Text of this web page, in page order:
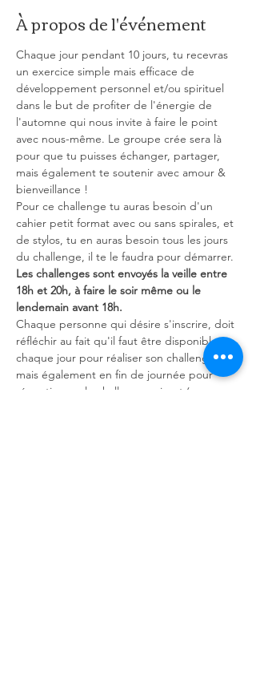
À propos de l'événement
Chaque jour pendant 10 jours, tu recevras
un exercice simple mais efficace de
développement personnel et/ou spirituel
dans le but de profiter de l'énergie de
l'automne qui nous invite à faire le point
avec nous-même. Le groupe crée sera là
pour que tu puisses échanger, partager,
mais également te soutenir avec amour &
bienveillance !
Pour ce challenge tu auras besoin d'un
cahier petit format avec ou sans spirales, et
de stylos, tu en auras besoin tous les jours
du challenge, il te le faudra pour démarrer.
Les challenges sont envoyés la veille entre
18h et 20h, à faire le soir même ou le
lendemain avant 18h.
Chaque personne qui désire s'inscrire, doit
réfléchir au fait qu'il faut être disponible
chaque jour pour réaliser son challenge,
mais également en fin de journée pour
réceptionner le challenge suivant (ça